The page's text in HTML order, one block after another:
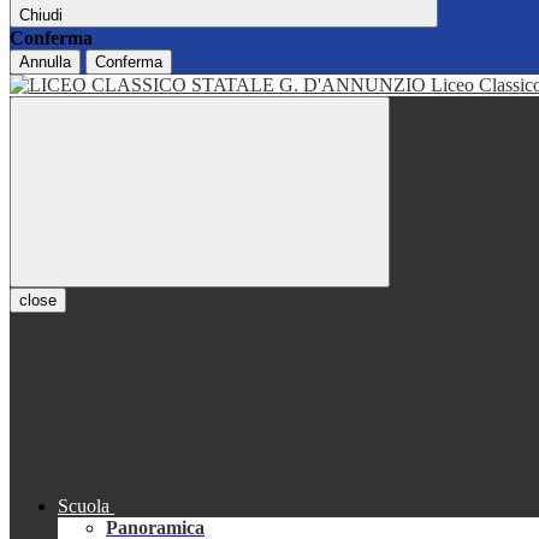
Chiudi
Conferma
Annulla Conferma
Liceo
close
Scuola
Panoramica